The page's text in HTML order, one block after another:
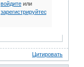
войдитеили
зарегистрируйтесь
Цитировать